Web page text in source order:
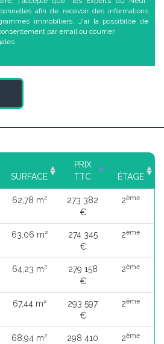
afin de recevoir des informations
immobiliers. J'ai la possibilité de
par email ou courrier.
SURFACE
PRIX
TTC
ÉTAGE
62,78 m²
273 382
€
2ème
63,06 m²
274 345
€
2ème
64,23 m²
279 158
€
2ème
67,44 m²
293 597
€
2ème
68,94 m²
298 410
2ème